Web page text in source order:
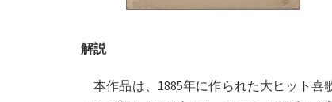
解説
本作品は、1885年に作られた大ヒット喜